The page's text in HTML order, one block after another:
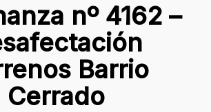
nº 4162 –
Barrio
Cerrado